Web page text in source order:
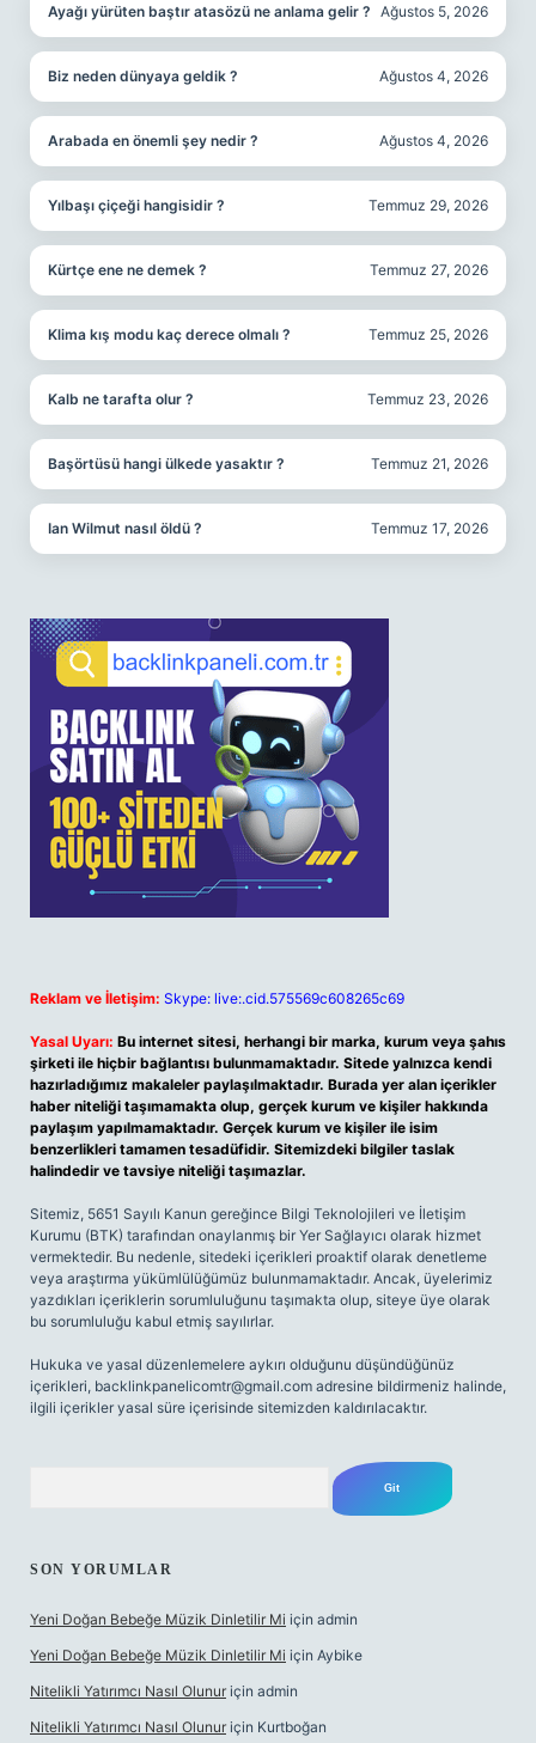
Ayağı yürüten baştır atasözü ne anlama gelir ? Ağustos 5, 2026
Biz neden dünyaya geldik ? Ağustos 4, 2026
Arabada en önemli şey nedir ? Ağustos 4, 2026
Yılbaşı çiçeği hangisidir ? Temmuz 29, 2026
Kürtçe ene ne demek ? Temmuz 27, 2026
Klima kış modu kaç derece olmalı ? Temmuz 25, 2026
Kalb ne tarafta olur ? Temmuz 23, 2026
Başörtüsü hangi ülkede yasaktır ? Temmuz 21, 2026
Ian Wilmut nasıl öldü ? Temmuz 17, 2026
Reklam ve İletişim: Skype: live:.cid.575569c608265c69
Yasal Uyarı: Bu internet sitesi, herhangi bir marka, kurum veya şahıs
şirketi ile hiçbir bağlantısı bulunmamaktadır. Sitede yalnızca kendi
hazırladığımız makaleler paylaşılmaktadır. Burada yer alan içerikler
haber niteliği taşımamakta olup, gerçek kurum ve kişiler hakkında
paylaşım yapılmamaktadır. Gerçek kurum ve kişiler ile isim
benzerlikleri tamamen tesadüfidir. Sitemizdeki bilgiler taslak
halindedir ve tavsiye niteliği taşımazlar.
Sitemiz, 5651 Sayılı Kanun gereğince Bilgi Teknolojileri ve İletişim
Kurumu (BTK) tarafından onaylanmış bir Yer Sağlayıcı olarak hizmet
vermektedir. Bu nedenle, sitedeki içerikleri proaktif olarak denetleme
veya araştırma yükümlülüğümüz bulunmamaktadır. Ancak, üyelerimiz
yazdıkları içeriklerin sorumluluğunu taşımakta olup, siteye üye olarak
bu sorumluluğu kabul etmiş sayılırlar.
Hukuka ve yasal düzenlemelere aykırı olduğunu düşündüğünüz
içerikleri, backlinkpanelicomtr@gmail.com adresine bildirmeniz halinde,
ilgili içerikler yasal süre içerisinde sitemizden kaldırılacaktır.
SON YORUMLAR
Yeni Doğan Bebeğe Müzik Dinletilir Mi için admin
Yeni Doğan Bebeğe Müzik Dinletilir Mi için Aybike
Nitelikli Yatırımcı Nasıl Olunur için admin
Nitelikli Yatırımcı Nasıl Olunur için Kurtboğan